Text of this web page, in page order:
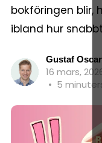
bokföringen blir,
ibland hur
Gustaf
16 mars,
• 5